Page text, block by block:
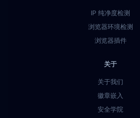
IP 纯净度检测
浏览器环境检测
浏览器插件
关于
关于我们
徽章嵌入
安全学院